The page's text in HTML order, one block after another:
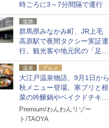
時ごろに3～7分間隔で運行
道路
群馬県みなかみ町、JR上毛
高原駅で夜間タクシー実証運
行。観光客や地元民の「足が
ない」課題解消へ、木金土に
2台体制
温泉 グルメ
大江戸温泉物語、9月1日から
秋メニュー登場。寒ブリと根
菜の吟醸鍋やベイクドチキ
ン、ショコラ＆栗スイーツも
食べ放題に
Premium/わんわんリゾー
ト/TAOYA